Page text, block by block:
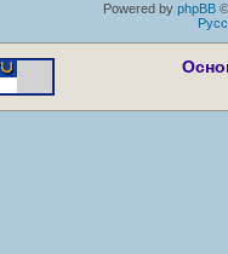
Powered by phpBB